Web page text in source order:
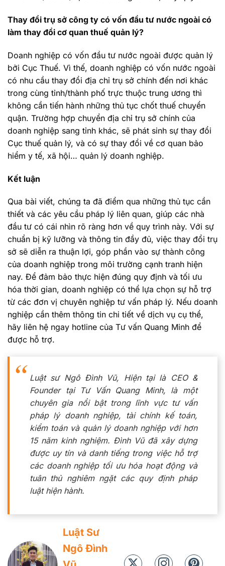
Thay đổi trụ sở công ty có vốn đầu tư nước ngoài có
làm thay đổi cơ quan thuế quản lý?
Doanh nghiệp có vốn đầu tư nước ngoài được quản lý
bởi Cục Thuế. Vì thế, doanh nghiệp có vốn nước ngoài
có nhu cầu thay đổi địa chỉ trụ sở chính đến nơi khác
trong cùng tỉnh/thành phố trực thuộc trung ương thì
không cần tiến hành những thủ tục chốt thuế chuyển
quận. Trường hợp chuyển địa chỉ trụ sở chính của
doanh nghiệp sang tỉnh khác, sẽ phát sinh sự thay đổi
Cục thuế quản lý, và có sự thay đổi về cơ quan bảo
hiểm y tế, xã hội… quản lý doanh nghiệp.
Kết luận
Qua bài viết, chúng ta đã điểm qua những thủ tục cần
thiết và các yêu cầu pháp lý liên quan, giúp các nhà
đầu tư có cái nhìn rõ ràng hơn về quy trình này. Với sự
chuẩn bị kỹ lưỡng và thông tin đầy đủ, việc thay đổi trụ
sở sẽ diễn ra thuận lợi, góp phần vào sự thành công
của doanh nghiệp trong môi trường cạnh tranh hiện
nay. Để đảm bảo thực hiện đúng quy định và tối ưu
hóa thời gian, doanh nghiệp có thể lựa chọn sự hỗ trợ
từ các đơn vị chuyên nghiệp tư vấn pháp lý. Nếu doanh
nghiệp cần thêm thông tin chi tiết về dịch vụ cụ thể,
hãy liên hệ ngay hotline của Tư vấn Quang Minh để
được hỗ trợ.
Luật sư Ngô Đình Vũ, Hiện tại là CEO &
Founder tại Tư Vấn Quang Minh, là một
chuyên gia nổi bật trong lĩnh vực tư vấn
pháp lý doanh nghiệp, tài chính kế toán,
kiểm toán và quản lý doanh nghiệp với hơn
15 năm kinh nghiệm. Đình Vũ đã xây dựng
được uy tín và danh tiếng trong việc hỗ trợ
các doanh nghiệp tối ưu hóa hoạt động và
tuân thủ nghiêm ngặt các quy định pháp
luật hiện hành.
Luật Sư
Ngô Đình